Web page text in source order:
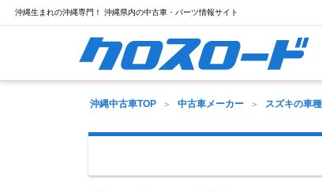
沖縄生まれの沖縄専門！ 沖縄県内の中古車・パーツ情報サイト
沖縄中古車TOP 中古車メーカー スズキの車